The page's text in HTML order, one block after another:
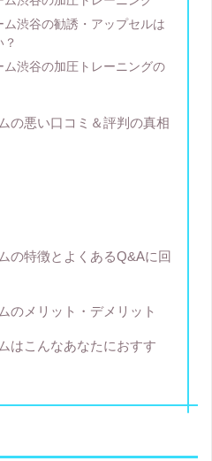
ム渋谷の勧誘・アップセルは
ム渋谷の加圧トレーニングの
の悪い口コミ＆評判の真相
の特徴とよくあるQ&Aに回
のメリット・デメリット
はこんなあなたにおすす